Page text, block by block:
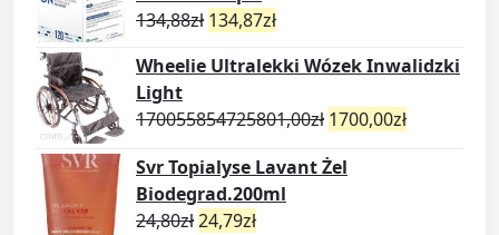
134,88zł 134,87zł
Wheelie Ultralekki Wózek Inwalidzki
Light
170055854725801,00zł 1700,00zł
Svr Topialyse Lavant Żel
Biodegrad.200ml
24,80zł24,79zł